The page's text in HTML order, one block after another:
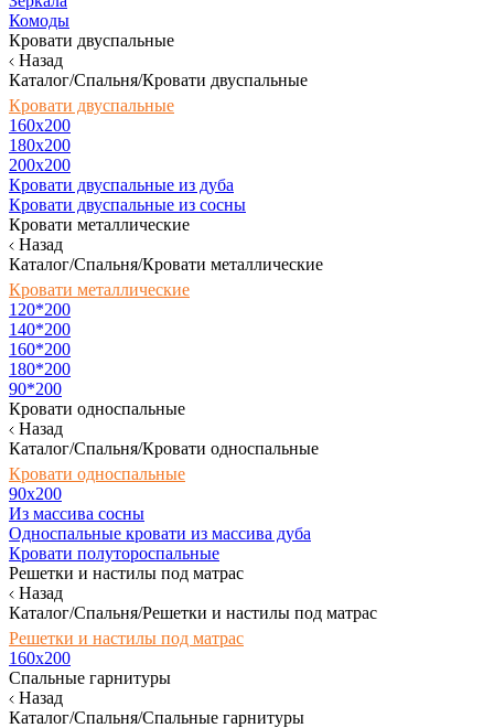
Комоды
Кровати двуспальные
Назад
Каталог/Спальня/Кровати двуспальные
Кровати двуспальные
160х200
180x200
200x200
Кровати двуспальные из дуба
Кровати двуспальные из сосны
Кровати металлические
Назад
Каталог/Спальня/Кровати металлические
Кровати металлические
120*200
140*200
160*200
180*200
90*200
Кровати односпальные
Назад
Каталог/Спальня/Кровати односпальные
Кровати односпальные
90х200
Из массива сосны
Односпальные кровати из массива дуба
Кровати полутороспальные
Решетки и настилы под матрас
Назад
Каталог/Спальня/Решетки и настилы под матрас
Решетки и настилы под матрас
160х200
Спальные гарнитуры
Назад
Каталог/Спальня/Спальные гарнитуры